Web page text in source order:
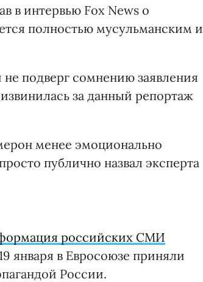
в интервью Fox News о
полностью мусульманским и
подверг сомнению заявления
за данный репортаж
менее эмоционально
публично назвал эксперта
российских СМИ
января в Евросоюзе приняли
России.